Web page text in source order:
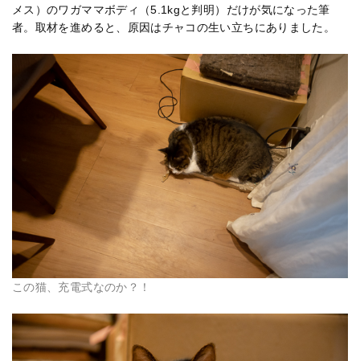
メス）のワガママボディ（5.1kgと判明）だけが気になった筆
者。取材を進めると、原因はチャコの生い立ちにありました。
この猫、充電式なのか？！